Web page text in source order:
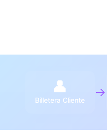
👤
Billetera Cliente
→